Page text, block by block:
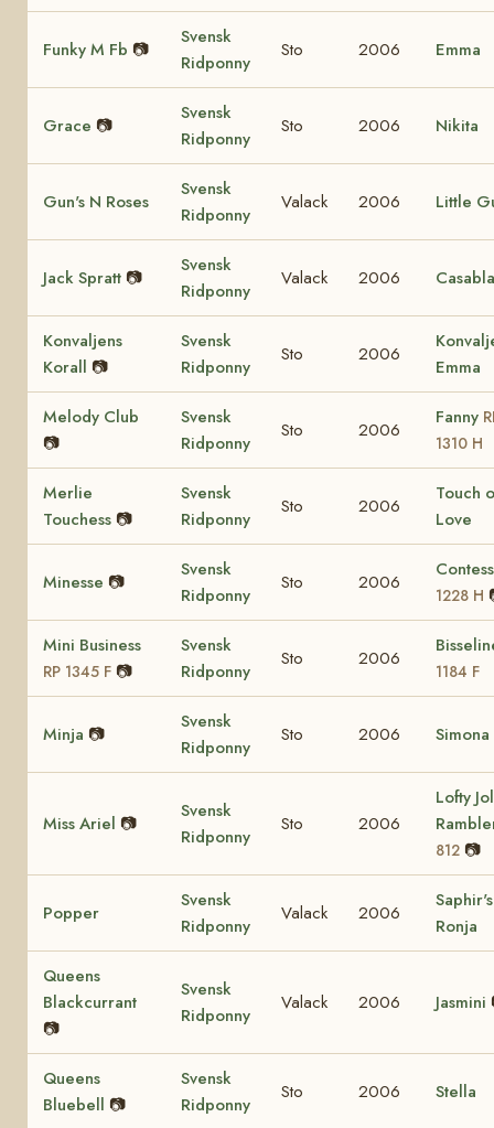
Funky M Fb 📷
Svensk
Ridponny
Sto 2006 Emma
Grace 📷
Svensk
Ridponny
Sto 2006 Nikita
Gun's N Roses
Svensk
Ridponny
Valack 2006 Little
Jack Spratt 📷
Svensk
Ridponny
Valack 2006
Konvaljens
Korall 📷
Svensk
Ridponny
Sto 2006
Emma
Melody Club
📷
Svensk
Ridponny
Sto 2006
Fanny
1310 H
Merlie
Touchess 📷
Svensk
Ridponny
Sto 2006
Touch
Love
Minesse 📷
Svensk
Ridponny
Sto 2006
1228 H
Mini Business
RP 1345 F 📷
Svensk
Ridponny
Sto 2006
1184 F
Minja 📷
Svensk
Ridponny
Sto 2006 Simona
Miss Ariel 📷
Svensk
Ridponny
Sto 2006
Lofty
812 📷
Popper
Svensk
Ridponny
Valack 2006
Saphir's
Ronja
Queens
Blackcurrant
📷
Svensk
Ridponny
Valack 2006 Jasmini
Queens
Bluebell 📷
Svensk
Ridponny
Sto 2006 Stella